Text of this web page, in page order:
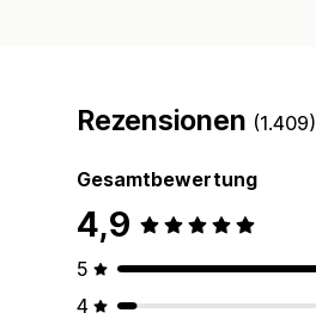
Rezensionen (1.409)
Gesamtbewertung
4,9
5
4